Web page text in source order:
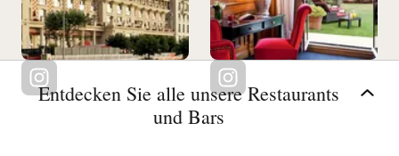
Entdecken Sie alle unsere Restaurants
und Bars